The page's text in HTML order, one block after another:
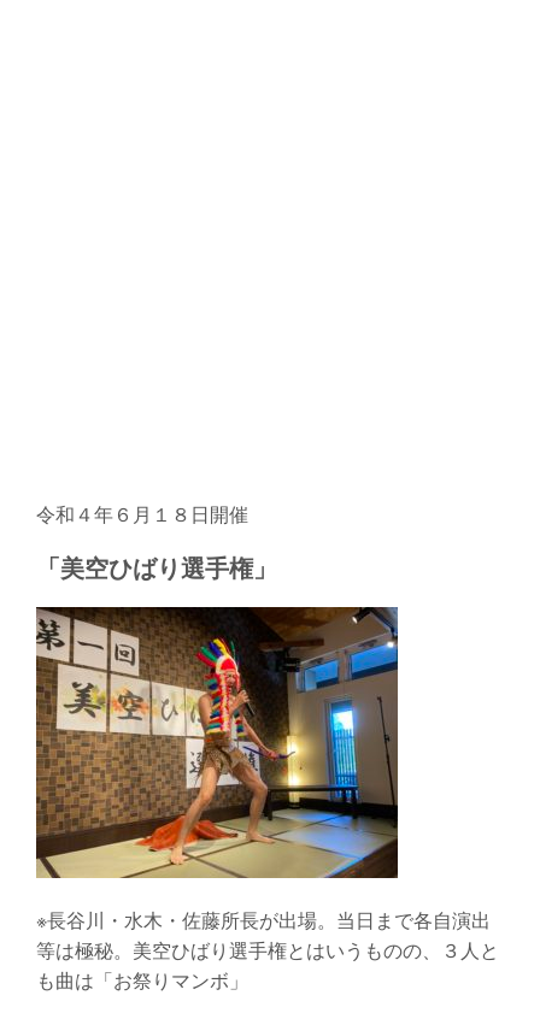
令和４年６月１８日開催
「美空ひばり選手権」
※長谷川・水木・佐藤所長が出場。当日まで各自演出
等は極秘。美空ひばり選手権とはいうものの、３人と
も曲は「お祭りマンボ」